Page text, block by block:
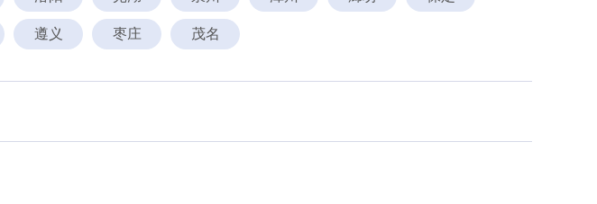
遵义 枣庄 茂名